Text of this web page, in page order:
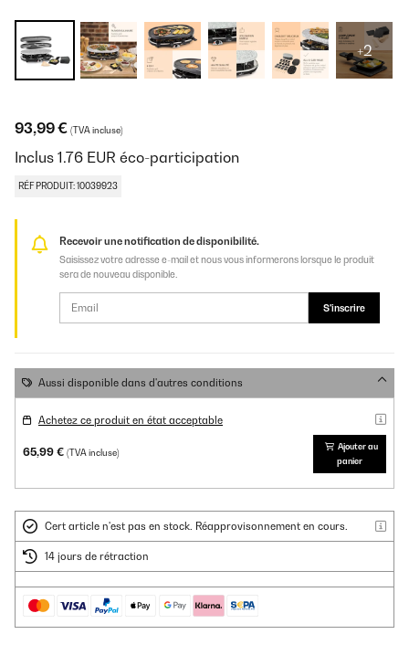
+2
93,99 € (TVA incluse)
Inclus 1.76 EUR éco-participation
RÉF PRODUIT: 10039923
Recevoir une notification de disponibilité.
Saisissez votre adresse e-mail et nous vous informerons lorsque le produit
sera de nouveau disponible.
S'inscrire
Aussi disponible dans d'autres conditions
Achetez ce produit en état acceptable
65,99 € (TVA incluse)
Ajouter au
panier
Cert article n'est pas en stock. Réapprovisonnement en cours.
14 jours de rétraction